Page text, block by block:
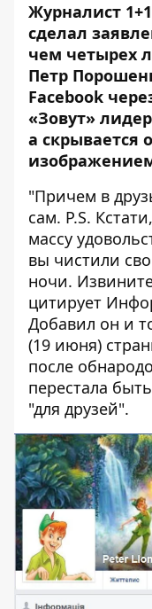
Журналист
сделал
чем четырех
Петр
Facebook
«Зовут»
а скрывается
"Причем в
сам. Р.S.
массу
вы чистили
ночи.
цитирует
Добавил он и
(19 июня)
после
перестала
"для друзей".